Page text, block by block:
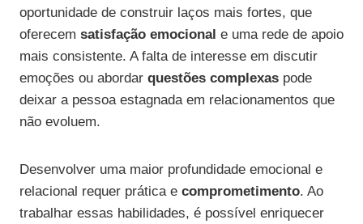
oportunidade de construir laços mais fortes, que
oferecem satisfação emocional e uma rede de apoio
mais consistente. A falta de interesse em discutir
emoções ou abordar questões complexas pode
deixar a pessoa estagnada em relacionamentos que
não evoluem.
Desenvolver uma maior profundidade emocional e
relacional requer prática e comprometimento. Ao
trabalhar essas habilidades, é possível enriquecer